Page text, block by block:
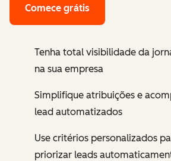
Comece grátis
Tenha total visibilidade da
na sua empresa
Simplifique atribuições e
lead automatizados
Use critérios personalizados
priorizar leads